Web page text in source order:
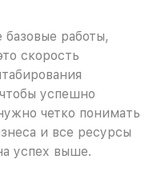
работы,
скорость
успешно
четко понимать
и все ресурсы
успех выше.